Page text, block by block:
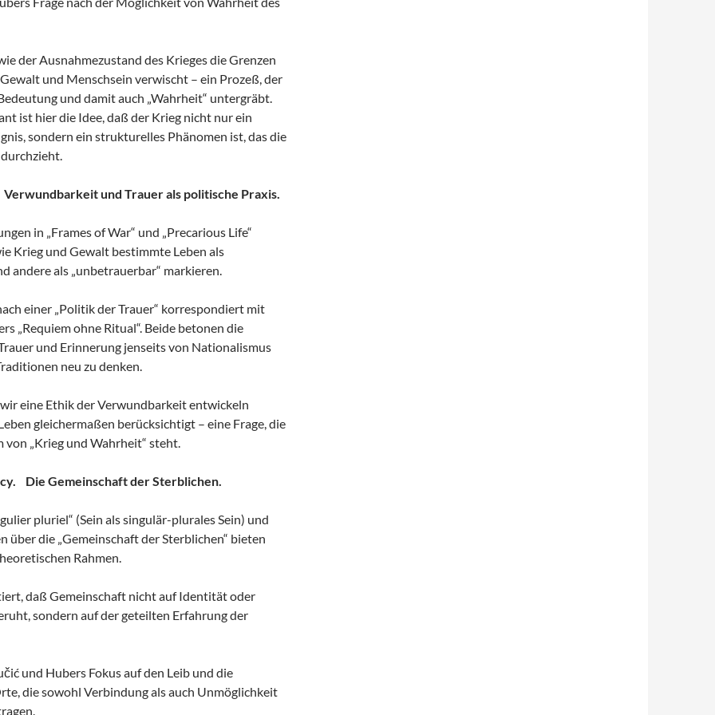
der Ausnahmezustand des Krieges die Grenzen
und Menschsein verwischt – ein Prozeß, der
und damit auch „Wahrheit“ untergräbt.
ist hier die Idee, daß der Krieg nicht nur ein
sondern ein strukturelles Phänomen ist, das die
und Trauer als politische Praxis.
in „Frames of War“ und „Precarious Life“
Krieg und Gewalt bestimmte Leben als
andere als „unbetrauerbar“ markieren.
einer „Politik der Trauer“ korrespondiert mit
„Requiem ohne Ritual“. Beide betonen die
und Erinnerung jenseits von Nationalismus
neu zu denken.
eine Ethik der Verwundbarkeit entwickeln
gleichermaßen berücksichtigt – eine Frage, die
von „Krieg und Wahrheit“ steht.
Die Gemeinschaft der Sterblichen.
pluriel“ (Sein als singulär-plurales Sein) und
über die „Gemeinschaft der Sterblichen“ bieten
Rahmen.
daß Gemeinschaft nicht auf Identität oder
sondern auf der geteilten Erfahrung der
und Hubers Fokus auf den Leib und die
die sowohl Verbindung als auch Unmöglichkeit